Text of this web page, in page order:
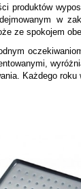
produktów
w
ze spokojem
Każdego